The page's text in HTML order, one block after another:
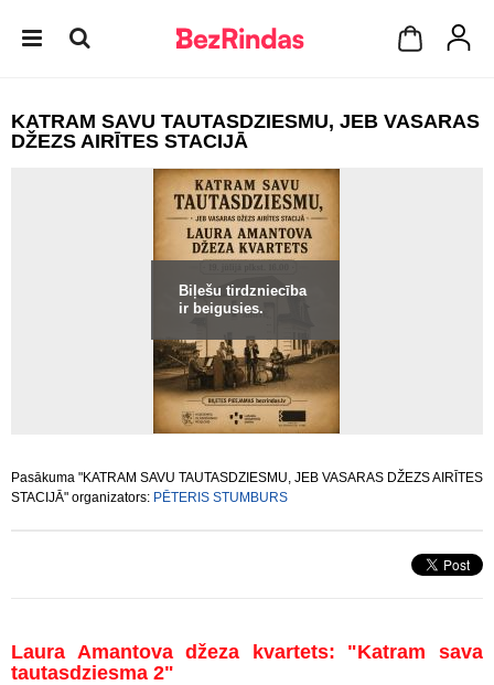
KATRAM SAVU TAUTASDZIESMU, JEB VASARAS
DŽEZS AIRĪTES STACIJĀ
Biļešu tirdzniecība
ir beigusies.
Pasākuma "KATRAM SAVU TAUTASDZIESMU, JEB VASARAS DŽEZS AIRĪTES
STACIJĀ" organizators: PĒTERIS STUMBURS
Laura Amantova džeza kvartets: "Katram sava
tautasdziesma 2"